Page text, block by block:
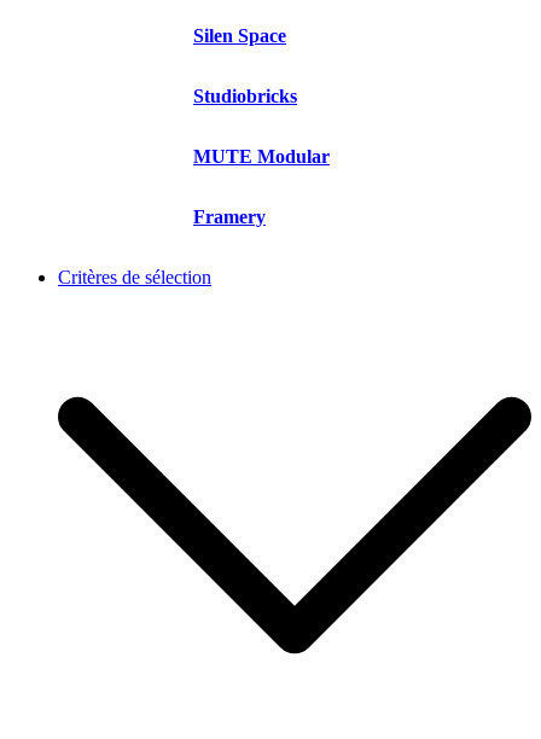
Silen Space
Studiobricks
MUTE Modular
Framery
Critères de sélection